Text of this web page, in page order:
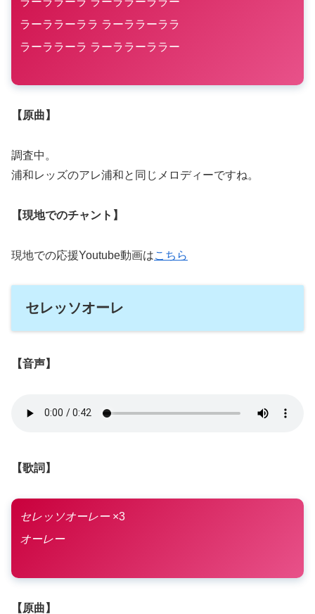
ラーララーララ ラーララーララ
ラーララーラ ラーララーララー
【原曲】
調査中。
浦和レッズのアレ浦和と同じメロディーですね。
【現地でのチャント】
現地での応援Youtube動画はこちら
セレッソオーレ
【音声】
【歌詞】
セレッソオーレー×3
オーレー
【原曲】